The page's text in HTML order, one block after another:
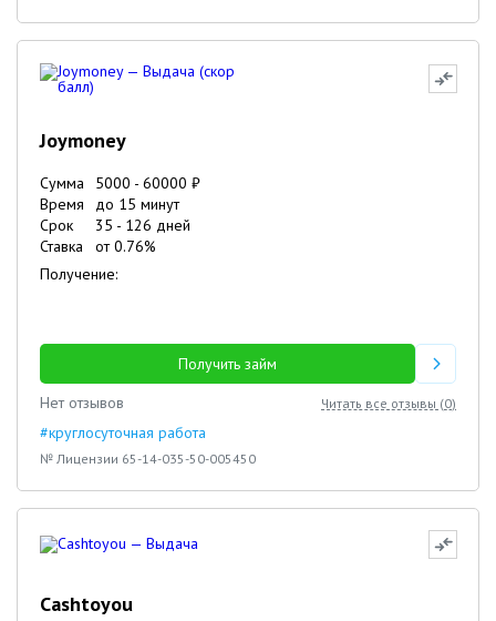
Joymoney
Сумма 5000 - 60000 ₽
Время
до 15 минут
Срок
35 - 126 дней
Ставка
от0.76%
Получение:
Получить займ
Нет отзывов
Читать все отзывы (0)
#круглосуточная работа
№ Лицензии 65-14-035-50-005450
Cashtoyou